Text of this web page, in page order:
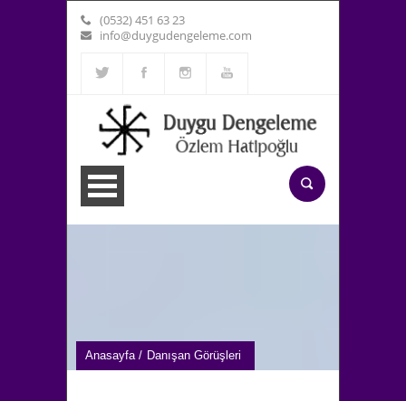
(0532) 451 63 23
info@duygudengeleme.com
Anasayfa / Danışan Görüşleri